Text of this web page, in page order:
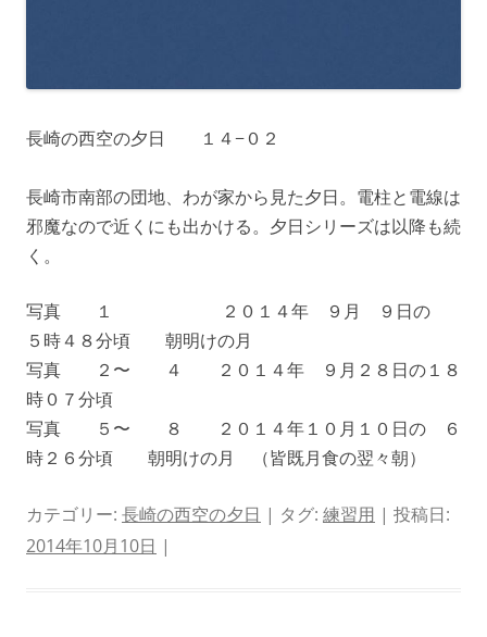
長崎の西空の夕日 １４−０２
長崎市南部の団地、わが家から見た夕日。電柱と電線は
邪魔なので近くにも出かける。夕日シリーズは以降も続
く。
写真 １ ２０１４年 ９月 ９日の
５時４８分頃 朝明けの月
写真 ２〜 ４ ２０１４年 ９月２８日の１８
時０７分頃
写真 ５〜 ８ ２０１４年１０月１０日の ６
時２６分頃 朝明けの月 （皆既月食の翌々朝）
カテゴリー: 長崎の西空の夕日 | タグ: 練習用 | 投稿日:
2014年10月10日 |